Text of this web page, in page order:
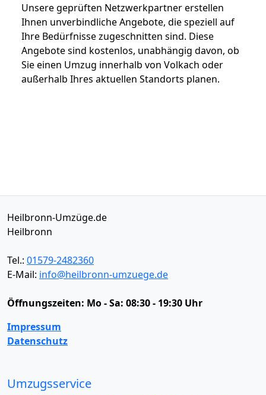
Unsere geprüften Netzwerkpartner erstellen
Ihnen unverbindliche Angebote, die speziell auf
Ihre Bedürfnisse zugeschnitten sind. Diese
Angebote sind kostenlos, unabhängig davon, ob
Sie einen Umzug innerhalb von Volkach oder
außerhalb Ihres aktuellen Standorts planen.
Heilbronn-Umzüge.de
Heilbronn
Tel.: 01579-2482360
E-Mail: info@heilbronn-umzuege.de
Öffnungszeiten: Mo - Sa: 08:30 - 19:30 Uhr
Impressum
Datenschutz
Umzugsservice